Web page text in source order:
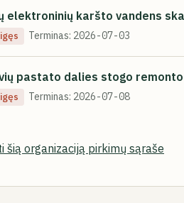
elektroninių karšto vandens
Terminas: 2026-07-03
pastato dalies stogo
Terminas: 2026-07-08
šią organizaciją pirkimų sąraše